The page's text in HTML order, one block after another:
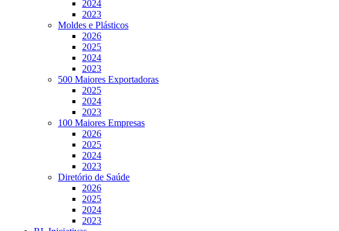
2024
2023
Moldes e Plásticos
2026
2025
2024
2023
500 Maiores Exportadoras
2025
2024
2023
100 Maiores Empresas
2026
2025
2024
2023
Diretório de Saúde
2026
2025
2024
2023